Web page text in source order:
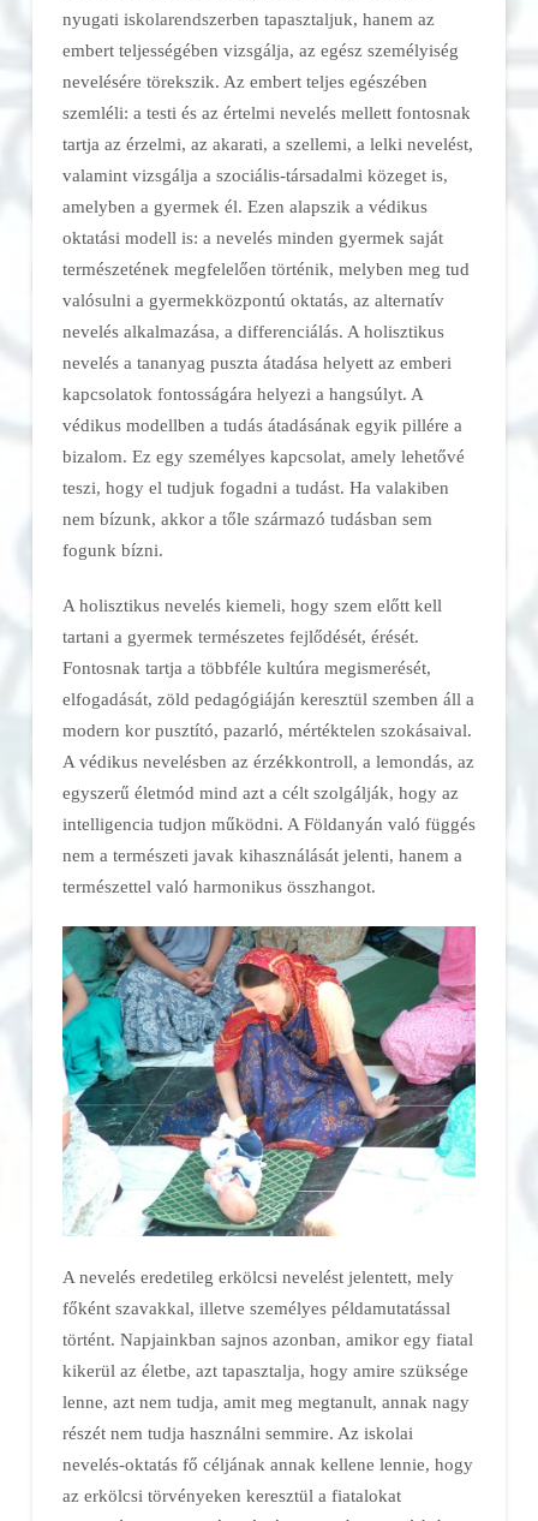
nyugati iskolarendszerben tapasztaljuk, hanem az
embert teljességében vizsgálja, az egész személyiség
nevelésére törekszik. Az embert teljes egészében
szemléli: a testi és az értelmi nevelés mellett fontosnak
tartja az érzelmi, az akarati, a szellemi, a lelki nevelést,
valamint vizsgálja a szociális-társadalmi közeget is,
amelyben a gyermek él. Ezen alapszik a védikus
oktatási modell is: a nevelés minden gyermek saját
természetének megfelelően történik, melyben meg tud
valósulni a gyermekközpontú oktatás, az alternatív
nevelés alkalmazása, a differenciálás. A holisztikus
nevelés a tananyag puszta átadása helyett az emberi
kapcsolatok fontosságára helyezi a hangsúlyt. A
védikus modellben a tudás átadásának egyik pillére a
bizalom. Ez egy személyes kapcsolat, amely lehetővé
teszi, hogy el tudjuk fogadni a tudást. Ha valakiben
nem bízunk, akkor a tőle származó tudásban sem
fogunk bízni.
A holisztikus nevelés kiemeli, hogy szem előtt kell
tartani a gyermek természetes fejlődését, érését.
Fontosnak tartja a többféle kultúra megismerését,
elfogadását, zöld pedagógiáján keresztül szemben áll a
modern kor pusztító, pazarló, mértéktelen szokásaival.
A védikus nevelésben az érzékkontroll, a lemondás, az
egyszerű életmód mind azt a célt szolgálják, hogy az
intelligencia tudjon működni. A Földanyán való függés
nem a természeti javak kihasználását jelenti, hanem a
természettel való harmonikus összhangot.
A nevelés eredetileg erkölcsi nevelést jelentett, mely
főként szavakkal, illetve személyes példamutatással
történt. Napjainkban sajnos azonban, amikor egy fiatal
kikerül az életbe, azt tapasztalja, hogy amire szüksége
lenne, azt nem tudja, amit meg megtanult, annak nagy
részét nem tudja használni semmire. Az iskolai
nevelés-oktatás fő céljának annak kellene lennie, hogy
az erkölcsi törvényeken keresztül a fiatalokat